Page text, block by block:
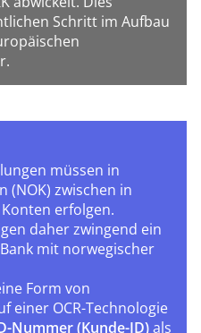
Schritt im Aufbau
müssen in
(NOK) zwischen in
erfolgen.
daher zwingend ein
mit norwegischer
Form von
einer OCR-Technologie
Nummer (Kunde-ID)als